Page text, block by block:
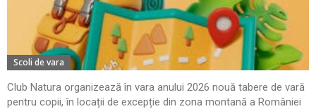
Scoli de vara
Club Natura organizează în vara anului 2026 nouă tabere de vară
pentru copii, în locații de excepție din zona montană a României